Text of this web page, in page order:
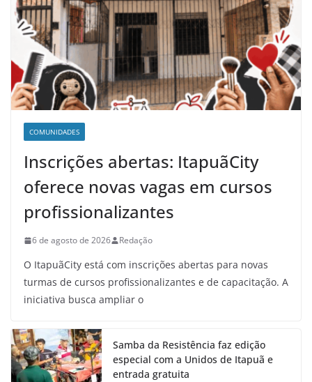
COMUNIDADES
Inscrições abertas: ItapuãCity
oferece novas vagas em cursos
profissionalizantes
6 de agosto de 2026 Redação
O ItapuãCity está com inscrições abertas para novas
turmas de cursos profissionalizantes e de capacitação. A
iniciativa busca ampliar o
Samba da Resistência faz edição
especial com a Unidos de Itapuã e
entrada gratuita